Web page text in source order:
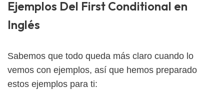
Ejemplos Del First Conditional en
Inglés
Sabemos que todo queda más claro cuando lo
vemos con ejemplos, así que hemos preparado
estos ejemplos para ti: